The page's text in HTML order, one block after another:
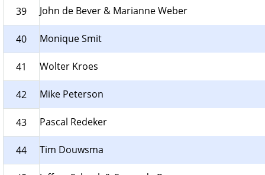
39 John de Bever & Marianne Weber
40 Monique Smit
41 Wolter Kroes
42 Mike Peterson
43 Pascal Redeker
44 Tim Douwsma